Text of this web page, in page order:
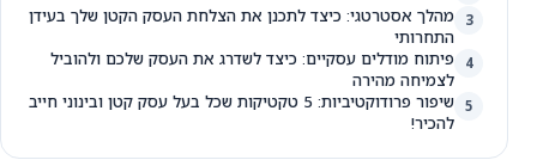
3
מהלך אסטרטגי: כיצד לתכנן את הצלחת העסק הקטן שלך בעידן
התחרותי
4
פיתוח מודלים עסקיים: כיצד לשדרג את העסק שלכם ולהוביל
לצמיחה מהירה
5
שיפור פרודוקטיביות: 5 טקטיקות שכל בעל עסק קטן ובינוני חייב
להכיר!